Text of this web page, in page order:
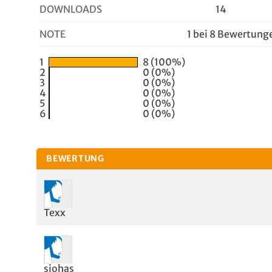
DOWNLOADS 14
NOTE 1 bei 8
1
8 (100%)
2
0 (0%)
3
0 (0%)
4
0 (0%)
5
0 (0%)
6
0 (0%)
BEWERTUNG
Texx
sjohas